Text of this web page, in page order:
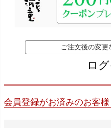
ご注文後の変
ロ
会員登録がお済みのお客様